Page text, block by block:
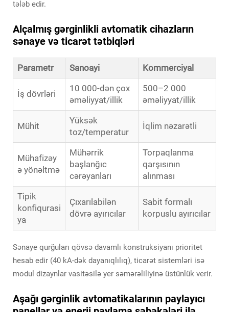
tələb edir.
Alçalmış gərginlikli avtomatik cihazların
sənaye və ticarət tətbiqləri
Parametr Sanoayi Kommerciyal
İş dövrləri
10 000-dən çox
əməliyyat/illik
500–2 000
əməliyyat/illik
Mühit
Yüksək
toz/temperatur
İqlim nəzarətli
Mühafizəy
ə yönəltmə
Mühərrik
başlanğıc
cərəyanları
Torpaqlanma
qarşısının
alınması
Tipik
konfiqurasi
ya
Çıxarılabilən
dövrə ayırıcılar
Sabit formalı
korpuslu ayırıcılar
Sənaye qurğuları qövsə davamlı konstruksiyanı prioritet
hesab edir (40 kA-dək dayanıqlılıq), ticarət sistemləri isə
modul dizaynlar vasitəsilə yer səmərəliliyinə üstünlük verir.
Aşağı gərginlik avtomatikalarının paylayıcı